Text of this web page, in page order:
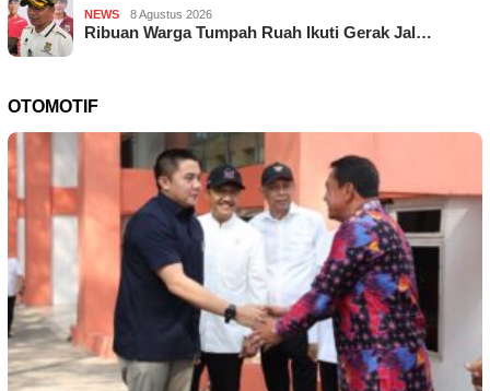
NEWS 8 Agustus 2026
Ribuan Warga Tumpah Ruah Ikuti Gerak Jal…
OTOMOTIF